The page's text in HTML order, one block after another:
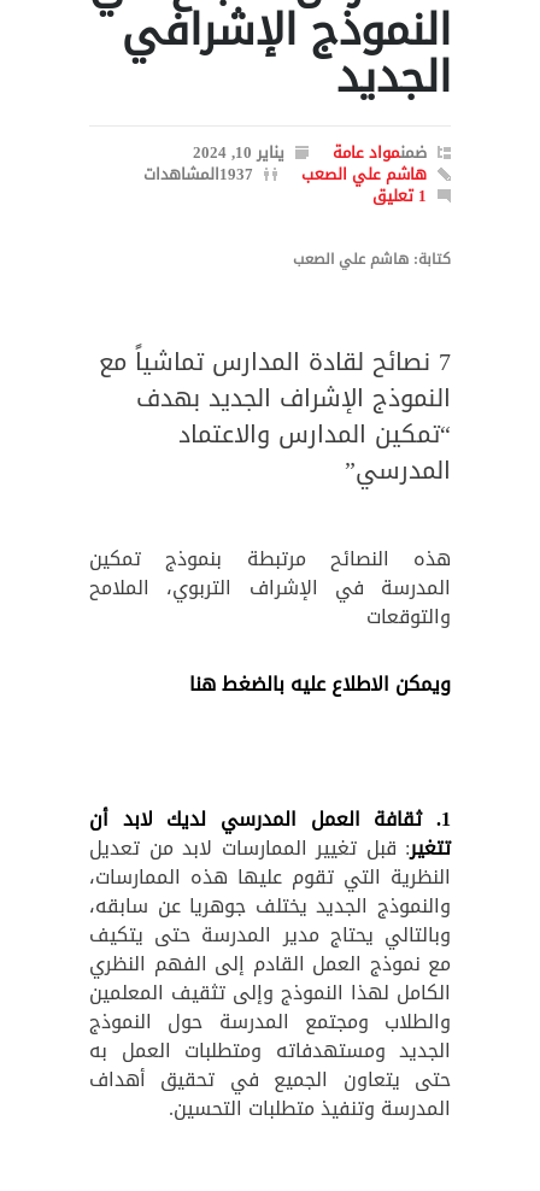
النموذج الإشرافي
الجديد
ضمنمواد عامة يناير 10, 2024
هاشم علي الصعب 1937المشاهدات
1 تعليق
كتابة: هاشم علي الصعب
7 نصائح لقادة المدارس تماشياً مع
النموذج الإشراف الجديد بهدف
“تمكين المدارس والاعتماد
المدرسي”
هذه النصائح مرتبطة بنموذج تمكين
المدرسة في الإشراف التربوي، الملامح
والتوقعات
ويمكن الاطلاع عليه بالضغط هنا
1
.ثقافة العمل المدرسي لديك لابد أن
تتغير: قبل تغيير الممارسات لابد من تعديل
النظرية التي تقوم عليها هذه الممارسات،
والنموذج الجديد يختلف جوهريا عن سابقه،
وبالتالي يحتاج مدير المدرسة حتى يتكيف
مع نموذج العمل القادم إلى الفهم النظري
الكامل لهذا النموذج وإلى تثقيف المعلمين
والطلاب ومجتمع المدرسة حول النموذج
الجديد ومستهدفاته ومتطلبات العمل به
حتى يتعاون الجميع في تحقيق أهداف
المدرسة وتنفيذ متطلبات التحسين.